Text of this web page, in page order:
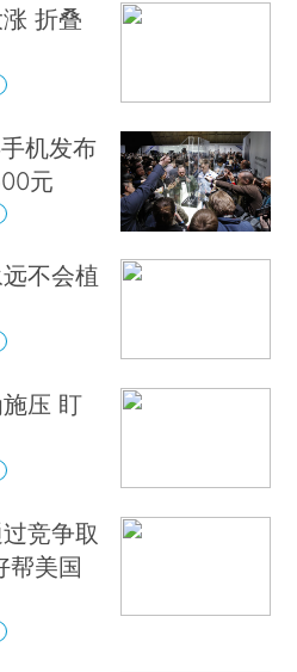
折叠
机发布
元
不会植
压 盯
竞争取
帮美国